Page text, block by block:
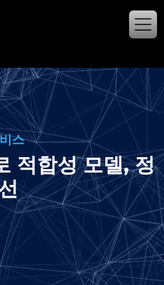
스
적합성 모델, 정